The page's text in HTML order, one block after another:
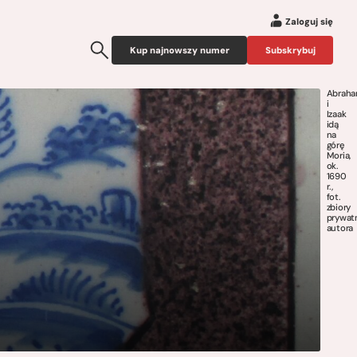
Zaloguj się
Kup najnowszy numer Subskrybuj
i
Izaak
idą
na
górę
Moria,
ok.
1690
r.,
fot.
zbiory
autora